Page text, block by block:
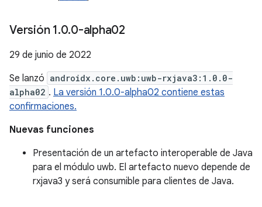
Versión 1.0.0-alpha02
29 de junio de 2022
Se lanzó androidx.core.uwb:uwb-rxjava3:1.0.0-
alpha02 . La versión 1.0.0-alpha02 contiene estas
confirmaciones.
Nuevas funciones
Presentación de un artefacto interoperable de Java
para el módulo uwb. El artefacto nuevo depende de
rxjava3 y será consumible para clientes de Java.